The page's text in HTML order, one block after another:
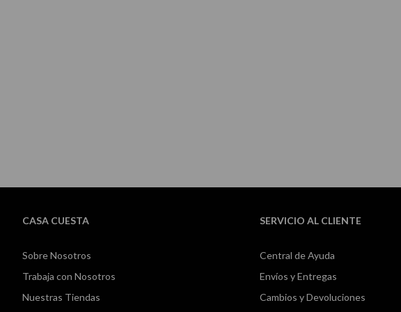
CASA CUESTA
Sobre Nosotros
Trabaja con Nosotros
Nuestras Tiendas
SERVICIO AL CLIENTE
Central de Ayuda
Envíos y Entregas
Cambios y Devoluciones